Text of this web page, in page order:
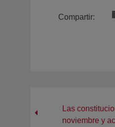
Compartir:
Las
noviembre y